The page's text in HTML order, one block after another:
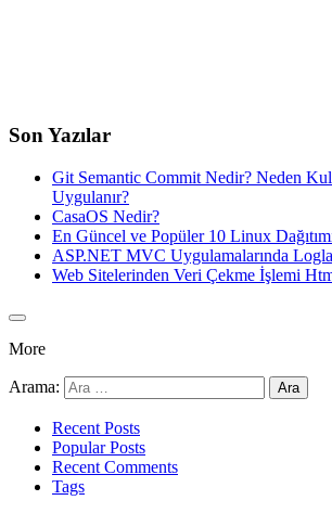
Son Yazılar
Git Semantic Commit Nedir? Neden
Uygulanır?
CasaOS Nedir?
En Güncel ve Popüler 10 Linux
ASP.NET MVC Uygulamalarında
Web Sitelerinden Veri Çekme İşlemi
More
Arama:
Recent Posts
Popular Posts
Recent Comments
Tags